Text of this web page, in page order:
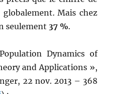
globalement. Mais chez
seulement 37 %.
Dynamics of
and Applications »,
22 nov. 2013 – 368